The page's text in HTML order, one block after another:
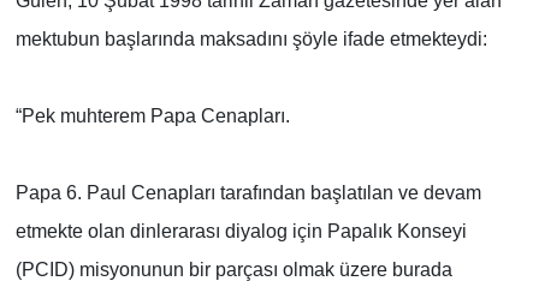
mektubun başlarında maksadını şöyle ifade etmekteydi:
“Pek muhterem Papa Cenapları.
Papa 6. Paul Cenapları tarafından başlatılan ve devam
etmekte olan dinlerarası diyalog için Papalık Konseyi
(PCID) misyonunun bir parçası olmak üzere burada